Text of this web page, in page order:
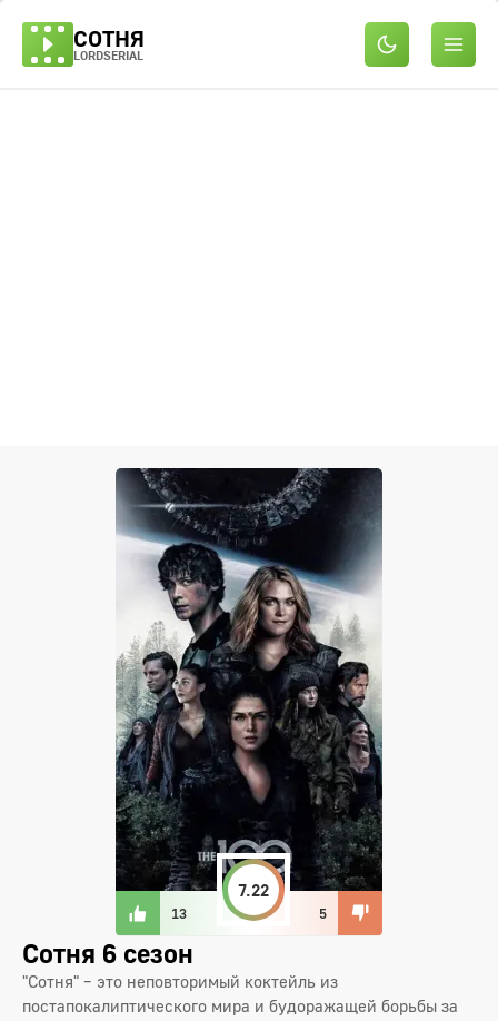
СОТНЯ
LORDSERIAL
13
7.22
5
Сотня 6 сезон
"Сотня" – это неповторимый коктейль из
постапокалиптического мира и будоражащей борьбы за